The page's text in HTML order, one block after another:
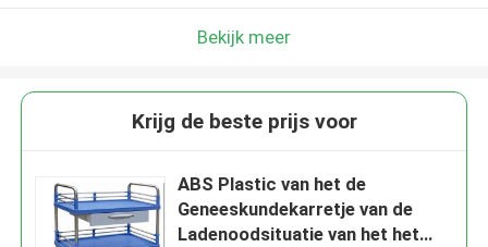
Bekijk meer
Krijg de beste prijs voor
ABS Plastic van het de
Geneeskundekarretje van de
Ladenoodsituatie van het het